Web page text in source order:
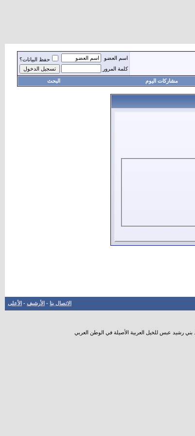
اسم العضو
حفظ البيانات؟
كلمة المرور
مشاركات اليوم البحث
الاتصال بنا - الأرشيف - الأعلى
بني رشيد عبس للخيل العربية الأصيلة في الوطن العربي